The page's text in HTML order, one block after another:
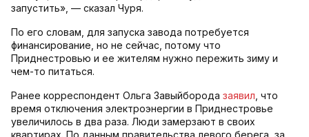
запустить», — сказал Чуря.
По его словам, для запуска завода потребуется
финансирование, но не сейчас, потому что
Приднестровью и ее жителям нужно пережить зиму и
чем-то питаться.
Ранее корреспондент Ольга Завыйборода заявил , что
время отключения электроэнергии в Приднестровье
увеличилось в два раза. Люди замерзают в своих